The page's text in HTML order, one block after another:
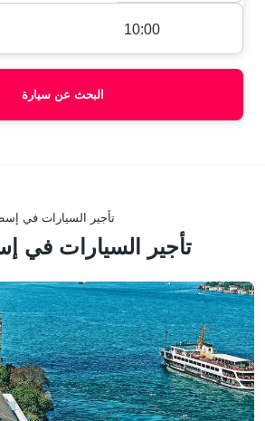
10:00
البحث عن سيارة
تأجير السيارات في
تأجير السيارات في